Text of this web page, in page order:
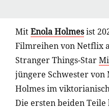
MitEnola Holmesist
Filmreihen von Netflix
Stranger Things-Star
jüngere Schwester
Holmes im
Die ersten beiden